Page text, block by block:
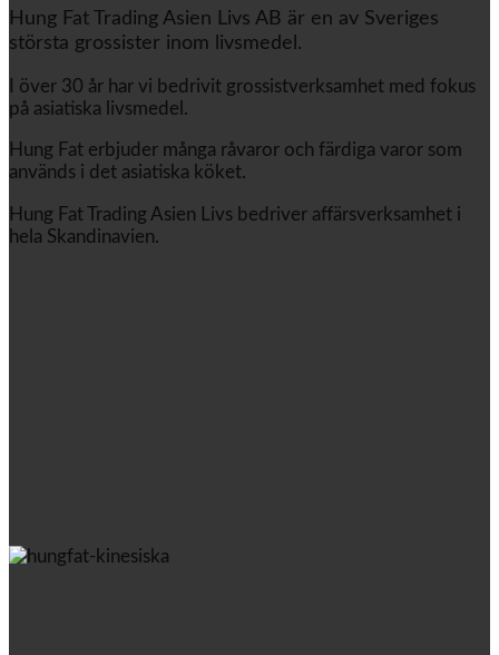
Hung Fat Trading Asien Livs AB är en av Sveriges
största grossister inom livsmedel.
I över 30 år har vi bedrivit grossistverksamhet med fokus
på asiatiska livsmedel.
Hung Fat erbjuder många råvaror och färdiga varor som
används i det asiatiska köket.
Hung Fat Trading Asien Livs bedriver affärsverksamhet i
hela Skandinavien.